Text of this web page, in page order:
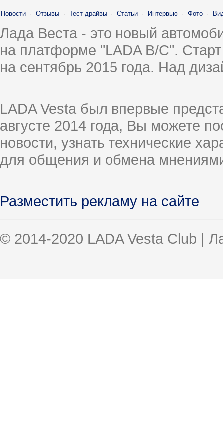
Новости · Отзывы · Тест-драйвы · Статьи · Интервью · Фото ·
Лада Веста - это новый
на платформе "LADA B/C".
на сентябрь 2015 года. Над
LADA Vesta был впервые
августе 2014 года, Вы можете
новости, узнать технические
для общения и обмена
Разместить рекламу на сайте
© 2014-2020 LADA Vesta Club |